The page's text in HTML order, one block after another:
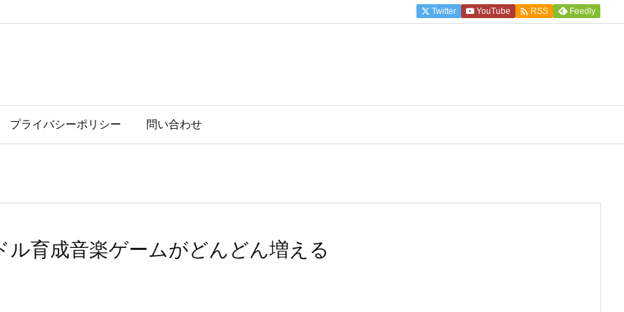
プライバシーポリシー 問い合わせ
Twitter YouTube  RSS Feedly
育成音楽ゲームがどんどん増える